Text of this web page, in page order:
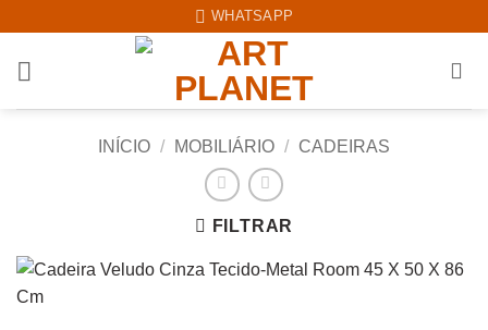
content
WHATSAPP
INÍCIO / MOBILIÁRIO / CADEIRAS
FILTRAR